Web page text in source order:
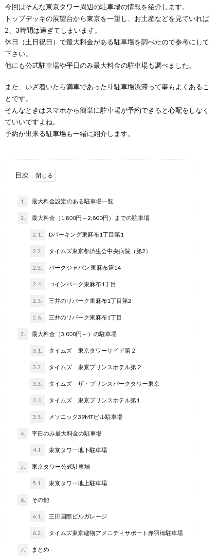
プ
今回はそんな東京タワー周辺の駐車場の情報を紹介します。
トップデッキの展望台から東京を一望し、お土産などを見ていれば
2、3時間は過ぎてしまいます。
休日（土日祝日）で最大料金がある駐車場を調べたので参考にして
下さい。
他にも公式駐車場や平日のみ最大料金の駐車場も調べました。
また、いざ着いたら満車であったり駐車場渋滞って事もよくあるこ
とです。
そんなときはスマホから簡単に駐車場が予約できると心配をしなく
ていいですよね。
予約が出来る駐車場も一緒に紹介します。
目次
1. 最大料金設定のある駐車場一覧
2. 最大料金（1,800円～2,800円）までの駐車場
2.1. Dパーキング東麻布1丁目第1
2.2. タイムズ東京都済生会中央病院（第2）
2.3. パークジャパン 東麻布第14
2.4. コインパーク東麻布1丁目
2.5. 三井のリパーク東麻布1丁目第2
2.6. 三井のリパーク東麻布1丁目
3. 最大料金（3,000円～）の駐車場
3.1. タイムズ 東京タワーサイド第２
3.2. タイムズ 東京プリンスホテル第２
3.3. タイムズ ザ・プリンスパークタワー東京
3.4. タイムズ 東京プリンスホテル第1
3.5. メソニック39MTビル駐車場
4. 平日のみ最大料金の駐車場
4.1. 東京タワー地下駐車場
5. 東京タワー公式駐車場
5.1. 東京タワー地上駐車場
6. その他
6.1. 三田国際ビルガレージ
6.2. タイムズ東京建物アメニティサポート赤羽橋駐車場
7. まとめ